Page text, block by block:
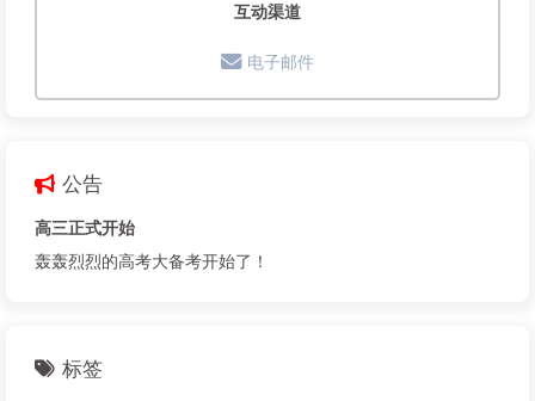
互动渠道
电子邮件
公告
高三正式开始
轰轰烈烈的高考大备考开始了！
标签